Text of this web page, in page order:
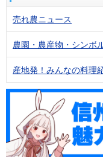
売れ農ニュース
農園・農産物・シンボ
産地発！みんなの料理